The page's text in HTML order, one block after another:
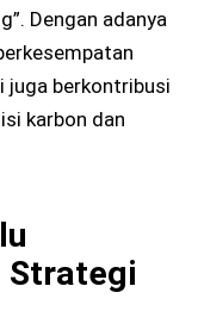
Dengan adanya
juga berkontribusi
karbon dan
Strategi